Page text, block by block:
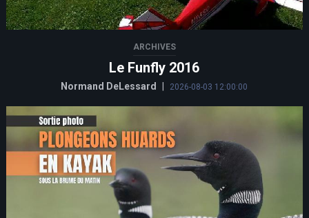
ARCHIVES
Le Funfly 2016
Normand DeLessard 2026-08-03 12:00:00